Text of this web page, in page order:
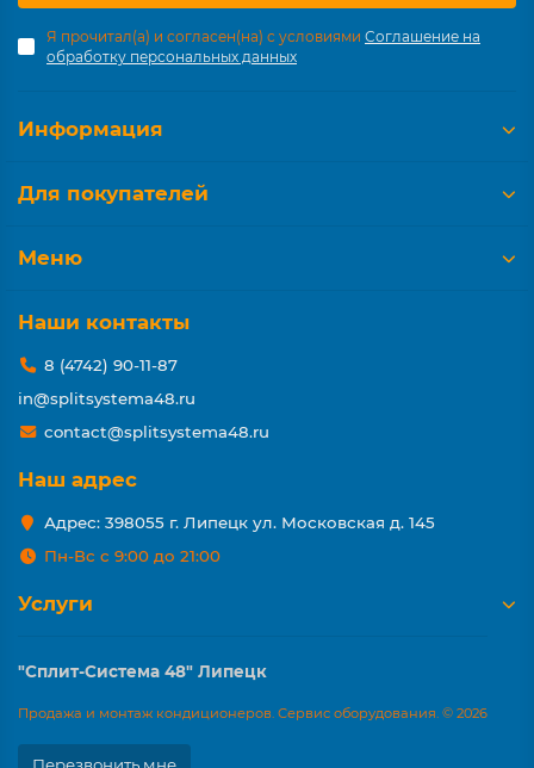
Я прочитал(а) и согласен(на) с условиями Соглашение на
обработку персональных данных
Информация
Для покупателей
Меню
Наши контакты
8 (4742) 90-11-87
in@splitsystema48.ru
contact@splitsystema48.ru
Наш адрес
Адрес: 398055 г. Липецк ул. Московская д. 145
Пн-Вс с 9:00 до 21:00
Услуги
"Сплит-Система 48" Липецк
Продажа и монтаж кондиционеров. Сервис оборудования. © 2026